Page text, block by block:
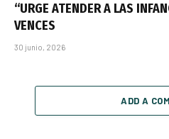
“URGE ATENDER A LAS
VENCES
30 junio, 2026
ADD A